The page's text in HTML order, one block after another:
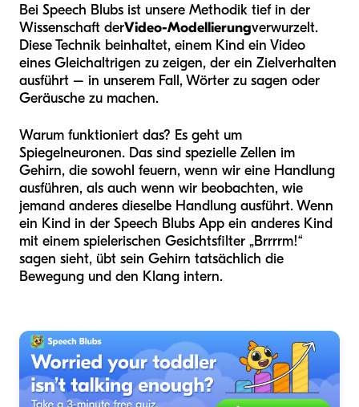
Bei Speech Blubs ist unsere Methodik tief in der
Wissenschaft derVideo-Modellierungverwurzelt.
Diese Technik beinhaltet, einem Kind ein Video
eines Gleichaltrigen zu zeigen, der ein Zielverhalten
ausführt – in unserem Fall, Wörter zu sagen oder
Geräusche zu machen.
Warum funktioniert das? Es geht um
Spiegelneuronen. Das sind spezielle Zellen im
Gehirn, die sowohl feuern, wenn wir eine Handlung
ausführen, als auch wenn wir beobachten, wie
jemand anderes dieselbe Handlung ausführt. Wenn
ein Kind in der Speech Blubs App ein anderes Kind
mit einem spielerischen Gesichtsfilter „Brrrrm!“
sagen sieht, übt sein Gehirn tatsächlich die
Bewegung und den Klang intern.